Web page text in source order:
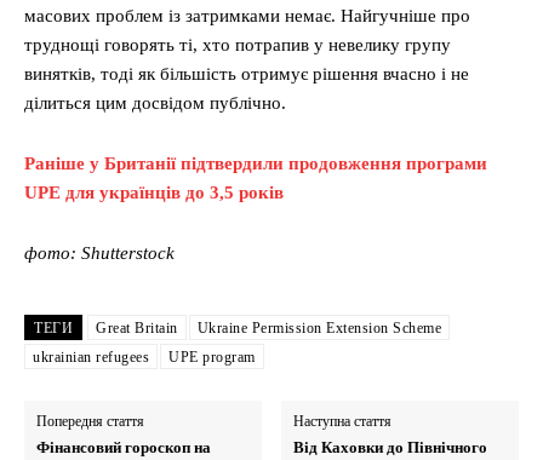
масових проблем із затримками немає. Найгучніше про
труднощі говорять ті, хто потрапив у невелику групу
винятків, тоді як більшість отримує рішення вчасно і не
ділиться цим досвідом публічно.
Раніше у Британії підтвердили продовження програми
UPE для українців до 3,5 років
фото: Shutterstock
ТЕГИ Great Britain
Ukraine Permission Extension Scheme
ukrainian refugees
UPE program
Попередня стаття
Фінансовий гороскоп на
Наступна стаття
Від Каховки до Північного